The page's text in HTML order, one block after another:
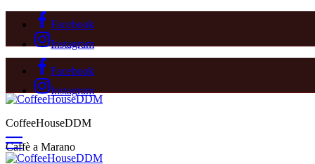
Facebook
Instagram
Facebook
Instagram
CoffeeHouseDDM
Caffè a Marano